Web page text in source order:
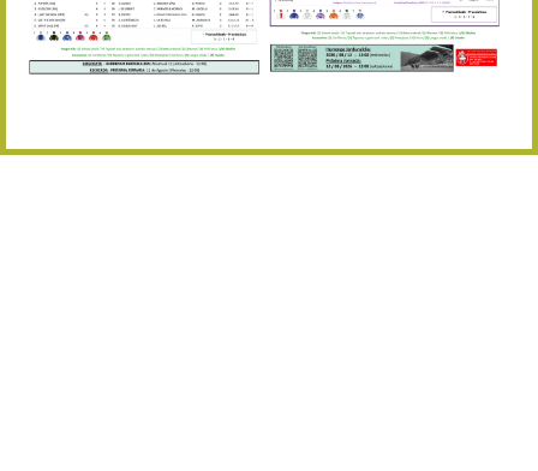
Abuztaren 12a / 12 de
15/08 17:05 Abuztuaren 15a / 15 de
30/08 17:30 Abuztuaren 30a / 30 de